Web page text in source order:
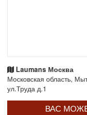
Laumans Москва
Московская область,
ул.Труда д.1
ВАС